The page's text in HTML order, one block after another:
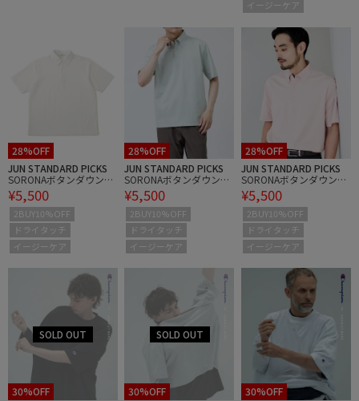
イージーケア
28%OFF
JUN STANDARD PICKS
SORONAボタンダウンポ
ロシャツ
¥5,500
2BUY10%OFF
ドライタッチ
イージーケア
28%OFF
JUN STANDARD PICKS
SORONAボタンダウンポ
ロシャツ
¥5,500
2BUY10%OFF
ドライタッチ
イージーケア
28%OFF
JUN STANDARD PICKS
SORONAボタンダウンポ
ロシャツ
¥5,500
2BUY10%OFF
ドライタッチ
イージーケア
30%OFF
30%OFF
30%OFF